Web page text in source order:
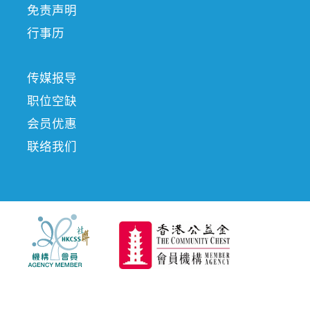
免责声明
行事历
传媒报导
职位空缺
会员优惠
联络我们